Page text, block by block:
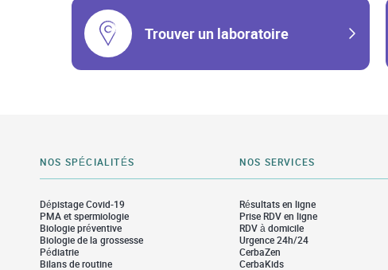
Trouver un laboratoire
NOS SPÉCIALITÉS
Dépistage Covid-19
PMA et spermiologie
Biologie préventive
Biologie de la grossesse
Pédiatrie
Bilans de routine
NOS SERVICES
Résultats en ligne
Prise RDV en ligne
RDV à domicile
Urgence 24h/24
CerbaZen
CerbaKids